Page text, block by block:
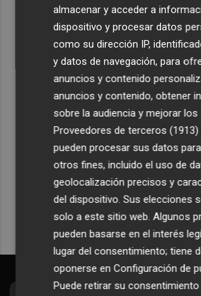
Estos son los estrenos que abren la
de la comedia 'El último mono' a una
'La Patrulla Canina'
Recibe toda la
Plaza Podcast en
Quiero
almacenar y acceder a
dispositivo y procesar datos
como su dirección IP,
y datos de navegación, para
anuncios y contenido
anuncios y contenido, obtener
sobre la audiencia y mejorar los
Proveedores de terceros (1913)
pueden procesar sus datos
otros fines, incluido el uso de
geolocalización precisos y
del dispositivo. Sus elecciones
solo a este sitio web. Algunos
pueden basarse en el interés
lugar del consentimiento; tiene
oponerse enConfiguración de
Puede retirar su consentimiento